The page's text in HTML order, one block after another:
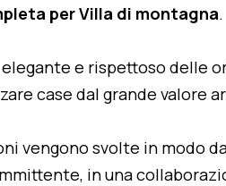
per Villa di montagna.
e rispettoso delle
case dal grande valore
vengono svolte in modo
in una